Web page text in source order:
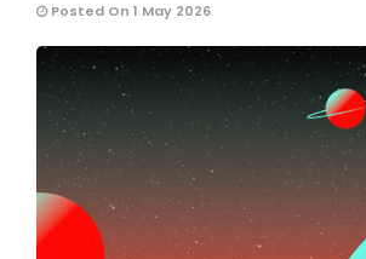
Posted On 1 May 2026